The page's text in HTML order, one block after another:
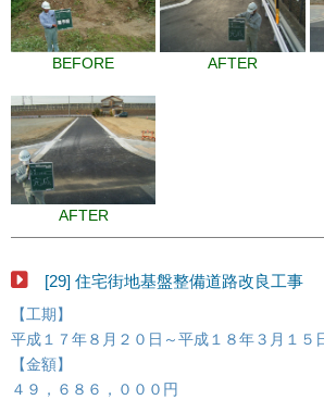
BEFORE AFTER
AFTER
[29] 住宅街地基盤整備道路改良工事
【工期】
平成１７年８月２０日～平成１８年３月１５
【金額】
４９，６８６，０００円